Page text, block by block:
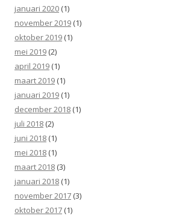
januari 2020 (1)
november 2019 (1)
oktober 2019 (1)
mei 2019 (2)
april 2019 (1)
maart 2019 (1)
januari 2019 (1)
december 2018 (1)
juli 2018 (2)
juni 2018 (1)
mei 2018 (1)
maart 2018 (3)
januari 2018 (1)
november 2017 (3)
oktober 2017 (1)